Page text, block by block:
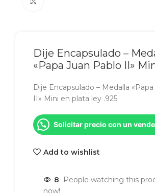
Dije Encapsulado –
«Papa Juan Pablo II»
Dije Encapsulado – Medalla
II» Mini en plata ley .925
Solicitar precio con un
Add to wishlist
4
People watching this
now!